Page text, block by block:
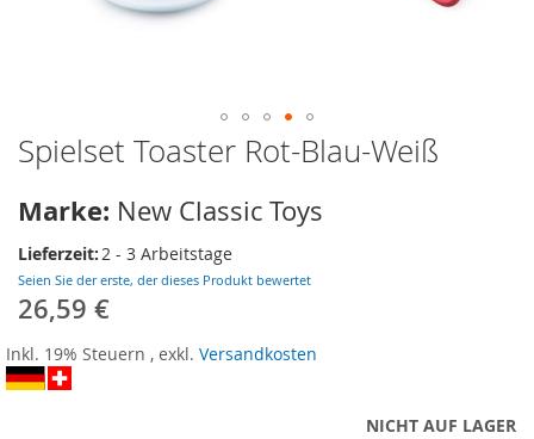
Zum
Anfang
Bildergalerie
Spielset Toaster Rot-Blau-Weiß
Marke: New Classic Toys
Lieferzeit:2 - 3 Arbeitstage
Seien Sie der erste, der dieses Produkt bewertet
26,59 €
Inkl. 19% Steuern , exkl. Versandkosten
NICHT AUF LAGER